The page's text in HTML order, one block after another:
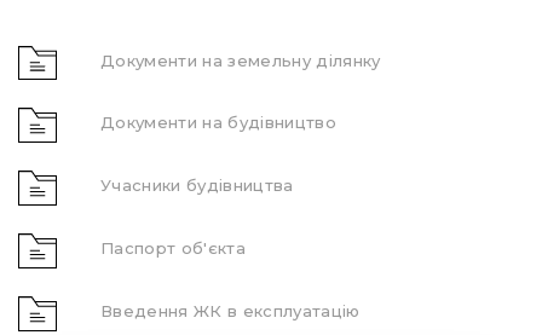
Документи на земельну ділянку
Документи на будівництво
Учасники будівництва
Паспорт об'єкта
Введення ЖК в експлуатацію